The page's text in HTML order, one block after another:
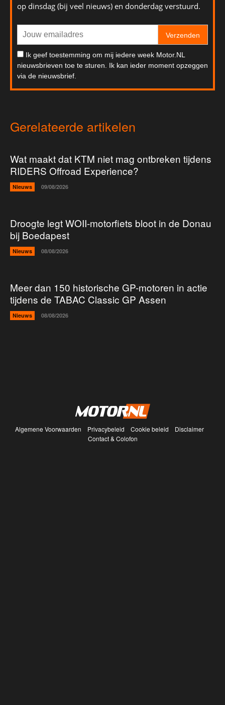
op dinsdag (bij veel nieuws) en donderdag verstuurd.
Verzenden
Ik geef toestemming om mij iedere week Motor.NL
nieuwsbrieven toe te sturen. Ik kan ieder moment opzeggen
via de nieuwsbrief.
Gerelateerde artikelen
Wat maakt dat KTM niet mag ontbreken tijdens
RIDERS Offroad Experience?
Nieuws 09/08/2026
Droogte legt WOII-motorfiets bloot in de Donau
bij Boedapest
Nieuws 08/08/2026
Meer dan 150 historische GP-motoren in actie
tijdens de TABAC Classic GP Assen
Nieuws 08/08/2026
Algemene Voorwaarden Privacybeleid Cookie beleid
Disclaimer
Contact & Colofon